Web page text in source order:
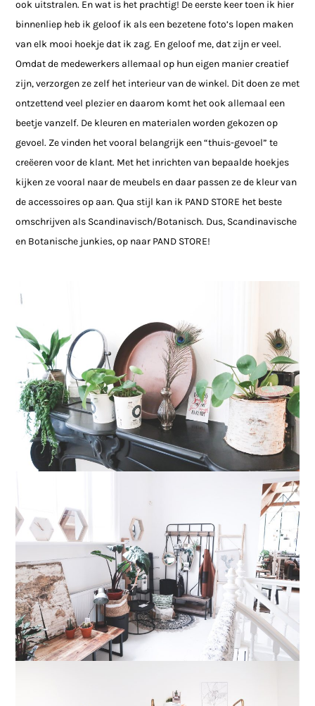
ook uitstralen. En wat is het prachtig! De eerste keer toen ik hier
binnenliep heb ik geloof ik als een bezetene foto’s lopen maken
van elk mooi hoekje dat ik zag. En geloof me, dat zijn er veel.
Omdat de medewerkers allemaal op hun eigen manier creatief
zijn, verzorgen ze zelf het interieur van de winkel. Dit doen ze met
ontzettend veel plezier en daarom komt het ook allemaal een
beetje vanzelf. De kleuren en materialen worden gekozen op
gevoel. Ze vinden het vooral belangrijk een “thuis-gevoel” te
creëeren voor de klant. Met het inrichten van bepaalde hoekjes
kijken ze vooral naar de meubels en daar passen ze de kleur van
de accessoires op aan. Qua stijl kan ik PAND STORE het beste
omschrijven als Scandinavisch/Botanisch. Dus, Scandinavische
en Botanische junkies, op naar PAND STORE!